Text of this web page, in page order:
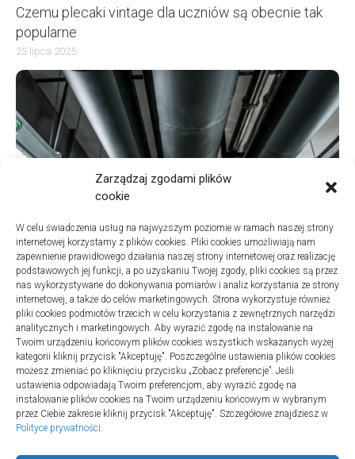
Zarządzaj zgodami plików
cookie
W celu świadczenia usług na najwyższym poziomie w ramach naszej strony
internetowej korzystamy z plików cookies. Pliki cookies umożliwiają nam
zapewnienie prawidłowego działania naszej strony internetowej oraz realizację
podstawowych jej funkcji, a po uzyskaniu Twojej zgody, pliki cookies są przez
nas wykorzystywane do dokonywania pomiarów i analiz korzystania ze strony
internetowej, a także do celów marketingowych. Strona wykorzystuje również
pliki cookies podmiotów trzecich w celu korzystania z zewnętrznych narzędzi
analitycznych i marketingowych. Aby wyrazić zgodę na instalowanie na
Twoim urządzeniu końcowym plików cookies wszystkich wskazanych wyżej
kategorii kliknij przycisk "Akceptuję". Poszczególne ustawienia plików cookies
możesz zmieniać po kliknięciu przycisku „Zobacz preferencje”. Jeśli
ustawienia odpowiadają Twoim preferencjom, aby wyrazić zgodę na
instalowanie plików cookies na Twoim urządzeniu końcowym w wybranym
przez Ciebie zakresie kliknij przycisk "Akceptuję". Szczegółowe znajdziesz w
Polityce prywatności.
Czemu plecaki vintage dla uczniów są obecnie tak
popularne
25 lipca 2025
Turystyka
Jak wybrać dobrą firmę do sanitarnych instalacji w
szpitalach
20 lipca 2025